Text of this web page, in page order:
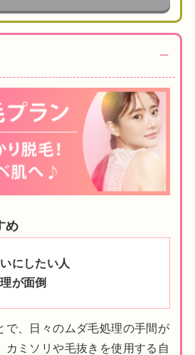
め
にしたい人
が面倒
で、日々のムダ毛処理の手間が
カミソリや毛抜きを使用する自